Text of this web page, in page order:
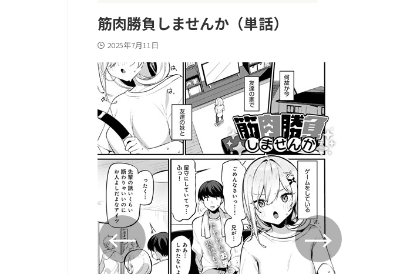
筋肉勝負しませんか（単話）
2025年7月11日